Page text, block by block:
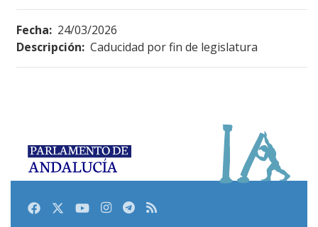
Fecha: 24/03/2026
Descripción: Caducidad por fin de legislatura
FacebookTwitterYoutubeInstagram
Telegram
RSS